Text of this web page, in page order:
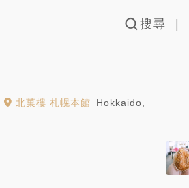
搜尋
北菓樓 札幌本館 Hokkaido